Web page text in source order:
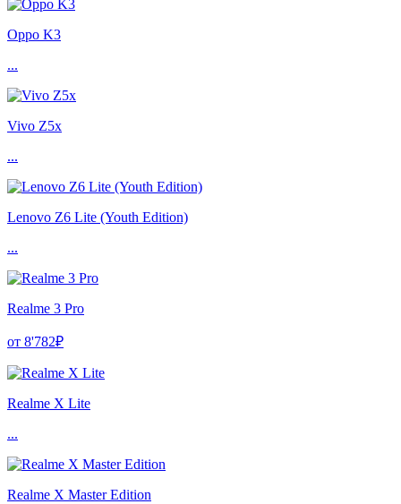
Oppo K3
...
Vivo Z5x
...
Lenovo Z6 Lite (Youth Edition)
...
Realme 3 Pro
от 8'782₽
Realme X Lite
...
Realme X Master Edition